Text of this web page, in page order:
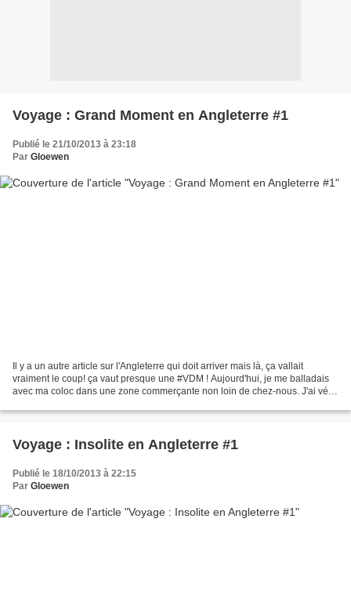
Voyage : Grand Moment en Angleterre #1
Publié le 21/10/2013 à 23:18
Par Gloewen
Il y a un autre article sur l'Angleterre qui doit arriver mais là, ça vallait
vraiment le coup! ça vaut presque une #VDM ! Aujourd'hui, je me balladais
avec ma coloc dans une zone commerçante non loin de chez-nous. J'ai vécu
Voyage : Insolite en Angleterre #1
Publié le 18/10/2013 à 22:15
Par Gloewen